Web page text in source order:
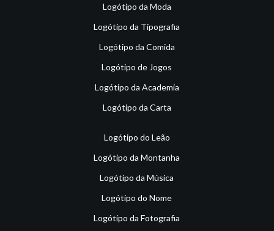
Logótipo da Moda
Logótipo da Tipografia
Logótipo da Comida
Logótipo de Jogos
Logótipo da Academia
Logótipo da Carta
Logótipo do Leão
Logótipo da Montanha
Logótipo da Música
Logótipo do Nome
Logótipo da Fotografia